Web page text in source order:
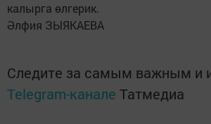
калырга өлгерик.
Әлфия ЗЫЯКАЕВА
Следите за самым важным и
Telegram-канале Татмедиа